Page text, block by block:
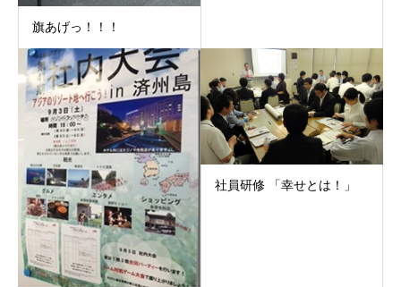
旗あげっ！！！
社員研修 「幸せとは！」